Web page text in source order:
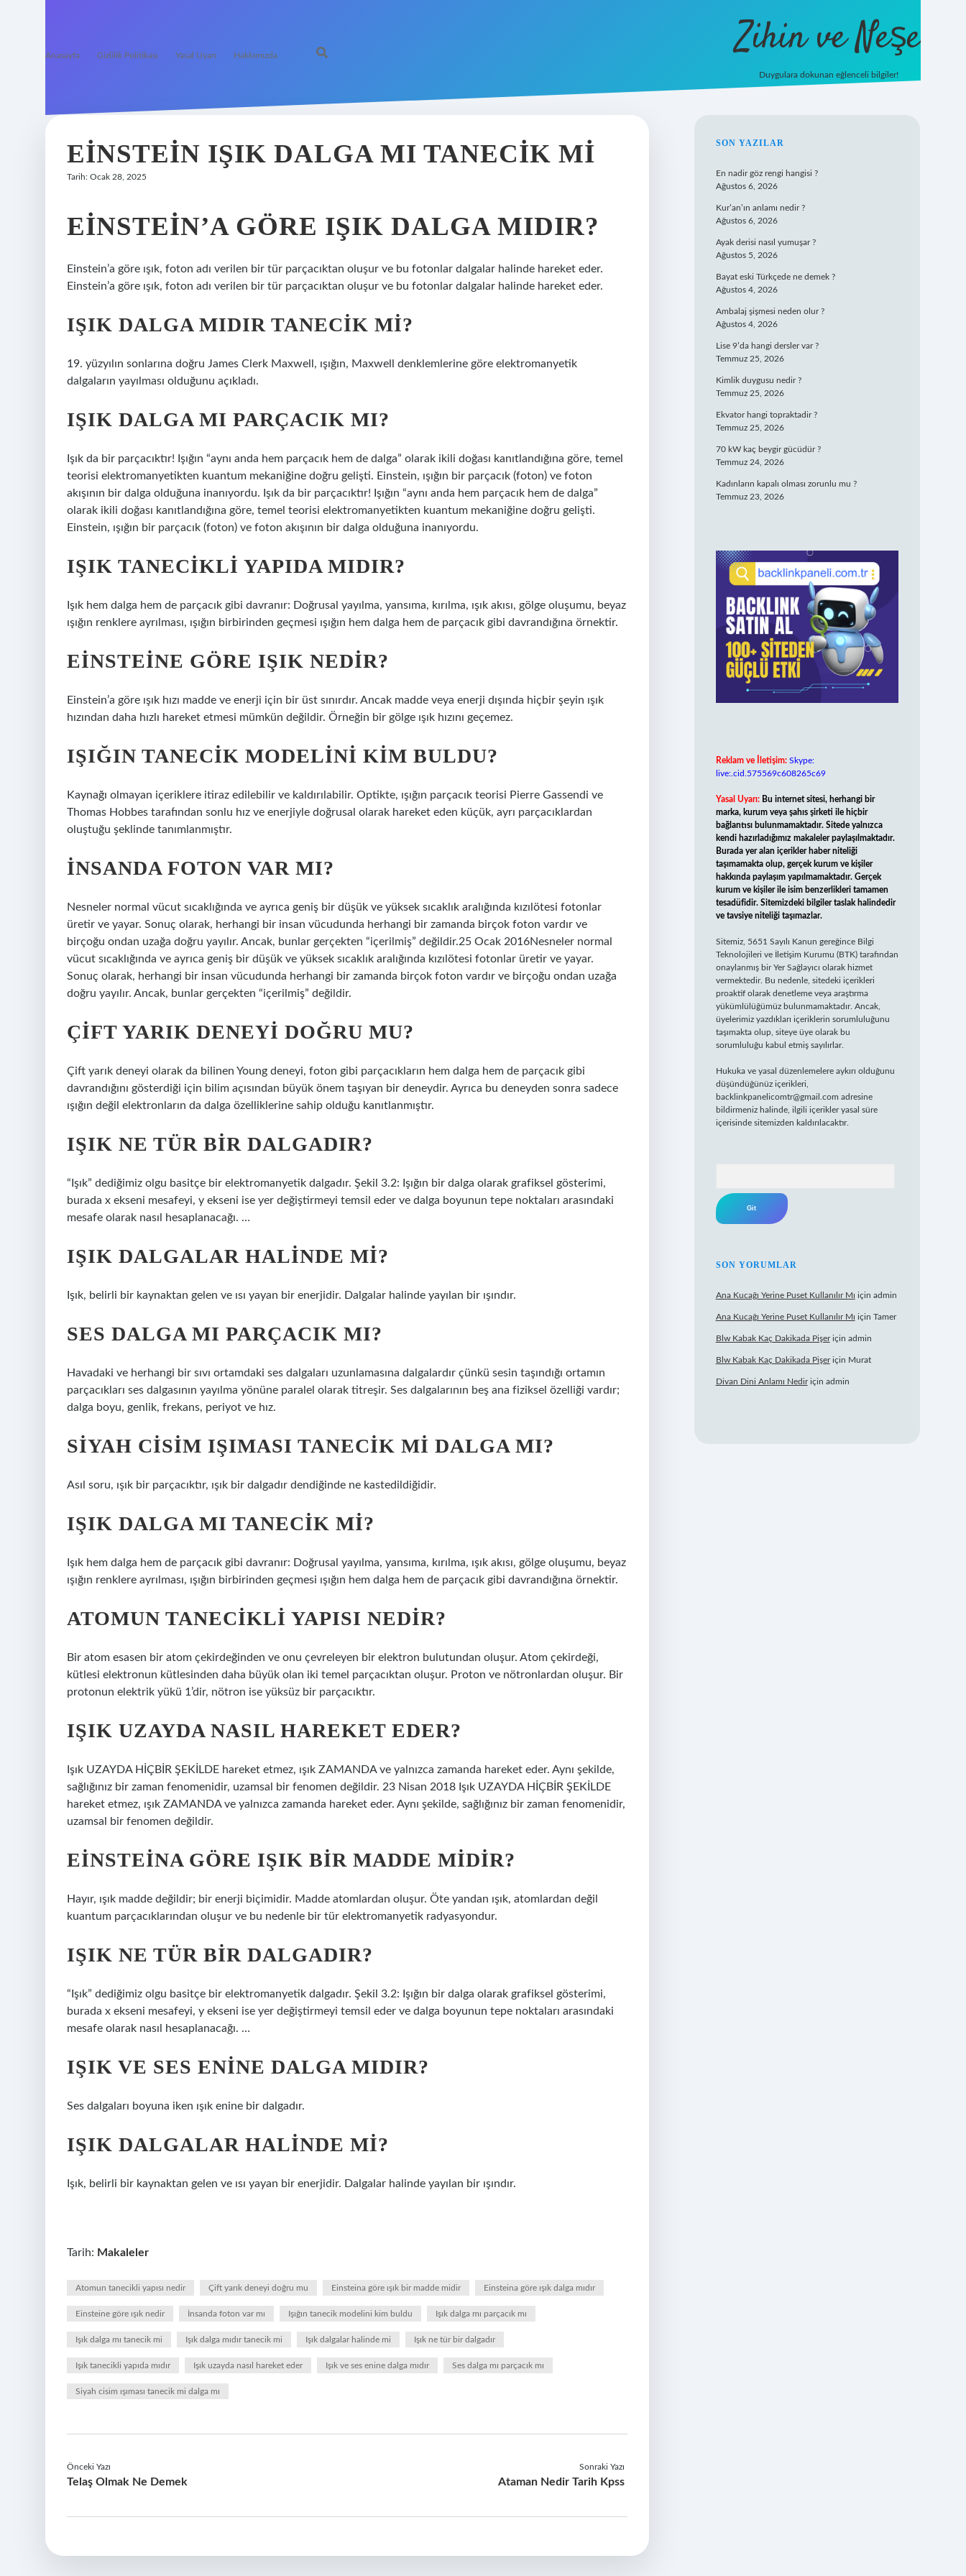
Anasayfa Gizlilik Politikası Yasal Uyarı Hakkımızda Zihin ve Neşe
Duygulara dokunan eğlenceli bilgiler!
EINSTEIN IŞIK DALGA MI TANECIK MI
Tarih: Ocak 28, 2025
EINSTEIN’A GÖRE IŞIK DALGA MIDIR?
Einstein’a göre ışık, foton adı verilen bir tür parçacıktan oluşur ve bu fotonlar dalgalar halinde hareket eder.
Einstein’a göre ışık, foton adı verilen bir tür parçacıktan oluşur ve bu fotonlar dalgalar halinde hareket eder.
IŞIK DALGA MIDIR TANECIK MI?
19. yüzyılın sonlarına doğru James Clerk Maxwell, ışığın, Maxwell denklemlerine göre elektromanyetik
dalgaların yayılması olduğunu açıkladı.
IŞIK DALGA MI PARÇACIK MI?
Işık da bir parçacıktır! Işığın “aynı anda hem parçacık hem de dalga” olarak ikili doğası kanıtlandığına göre, temel
teorisi elektromanyetikten kuantum mekaniğine doğru gelişti. Einstein, ışığın bir parçacık (foton) ve foton
akışının bir dalga olduğuna inanıyordu. Işık da bir parçacıktır! Işığın “aynı anda hem parçacık hem de dalga”
olarak ikili doğası kanıtlandığına göre, temel teorisi elektromanyetikten kuantum mekaniğine doğru gelişti.
Einstein, ışığın bir parçacık (foton) ve foton akışının bir dalga olduğuna inanıyordu.
IŞIK TANECIKLI YAPIDA MIDIR?
Işık hem dalga hem de parçacık gibi davranır: Doğrusal yayılma, yansıma, kırılma, ışık akısı, gölge oluşumu, beyaz
ışığın renklere ayrılması, ışığın birbirinden geçmesi ışığın hem dalga hem de parçacık gibi davrandığına örnektir.
EINSTEINE GÖRE IŞIK NEDIR?
Einstein’a göre ışık hızı madde ve enerji için bir üst sınırdır. Ancak madde veya enerji dışında hiçbir şeyin ışık
hızından daha hızlı hareket etmesi mümkün değildir. Örneğin bir gölge ışık hızını geçemez.
IŞIĞIN TANECIK MODELINI KIM BULDU?
Kaynağı olmayan içeriklere itiraz edilebilir ve kaldırılabilir. Optikte, ışığın parçacık teorisi Pierre Gassendi ve
Thomas Hobbes tarafından sonlu hız ve enerjiyle doğrusal olarak hareket eden küçük, ayrı parçacıklardan
oluştuğu şeklinde tanımlanmıştır.
İNSANDA FOTON VAR MI?
Nesneler normal vücut sıcaklığında ve ayrıca geniş bir düşük ve yüksek sıcaklık aralığında kızılötesi fotonlar
üretir ve yayar. Sonuç olarak, herhangi bir insan vücudunda herhangi bir zamanda birçok foton vardır ve
birçoğu ondan uzağa doğru yayılır. Ancak, bunlar gerçekten “içerilmiş” değildir.25 Ocak 2016Nesneler normal
vücut sıcaklığında ve ayrıca geniş bir düşük ve yüksek sıcaklık aralığında kızılötesi fotonlar üretir ve yayar.
Sonuç olarak, herhangi bir insan vücudunda herhangi bir zamanda birçok foton vardır ve birçoğu ondan uzağa
doğru yayılır. Ancak, bunlar gerçekten “içerilmiş” değildir.
ÇIFT YARIK DENEYI DOĞRU MU?
Çift yarık deneyi olarak da bilinen Young deneyi, foton gibi parçacıkların hem dalga hem de parçacık gibi
davrandığını gösterdiği için bilim açısından büyük önem taşıyan bir deneydir. Ayrıca bu deneyden sonra sadece
ışığın değil elektronların da dalga özelliklerine sahip olduğu kanıtlanmıştır.
IŞIK NE TÜR BIR DALGADIR?
“Işık” dediğimiz olgu basitçe bir elektromanyetik dalgadır. Şekil 3.2: Işığın bir dalga olarak grafiksel gösterimi,
burada x ekseni mesafeyi, y ekseni ise yer değiştirmeyi temsil eder ve dalga boyunun tepe noktaları arasındaki
mesafe olarak nasıl hesaplanacağı. …
IŞIK DALGALAR HALINDE MI?
Işık, belirli bir kaynaktan gelen ve ısı yayan bir enerjidir. Dalgalar halinde yayılan bir ışındır.
SES DALGA MI PARÇACIK MI?
Havadaki ve herhangi bir sıvı ortamdaki ses dalgaları uzunlamasına dalgalardır çünkü sesin taşındığı ortamın
parçacıkları ses dalgasının yayılma yönüne paralel olarak titreşir. Ses dalgalarının beş ana fiziksel özelliği vardır;
dalga boyu, genlik, frekans, periyot ve hız.
SIYAH CISIM IŞIMASI TANECIK MI DALGA MI?
Asıl soru, ışık bir parçacıktır, ışık bir dalgadır dendiğinde ne kastedildiğidir.
IŞIK DALGA MI TANECIK MI?
Işık hem dalga hem de parçacık gibi davranır: Doğrusal yayılma, yansıma, kırılma, ışık akısı, gölge oluşumu, beyaz
ışığın renklere ayrılması, ışığın birbirinden geçmesi ışığın hem dalga hem de parçacık gibi davrandığına örnektir.
ATOMUN TANECIKLI YAPISI NEDIR?
Bir atom esasen bir atom çekirdeğinden ve onu çevreleyen bir elektron bulutundan oluşur. Atom çekirdeği,
kütlesi elektronun kütlesinden daha büyük olan iki temel parçacıktan oluşur. Proton ve nötronlardan oluşur. Bir
protonun elektrik yükü 1’dir, nötron ise yüksüz bir parçacıktır.
IŞIK UZAYDA NASIL HAREKET EDER?
Işık UZAYDA HİÇBİR ŞEKİLDE hareket etmez, ışık ZAMANDA ve yalnızca zamanda hareket eder. Aynı şekilde,
sağlığınız bir zaman fenomenidir, uzamsal bir fenomen değildir. 23 Nisan 2018 Işık UZAYDA HİÇBİR ŞEKİLDE
hareket etmez, ışık ZAMANDA ve yalnızca zamanda hareket eder. Aynı şekilde, sağlığınız bir zaman fenomenidir,
uzamsal bir fenomen değildir.
EINSTEINA GÖRE IŞIK BIR MADDE MIDIR?
Hayır, ışık madde değildir; bir enerji biçimidir. Madde atomlardan oluşur. Öte yandan ışık, atomlardan değil
kuantum parçacıklarından oluşur ve bu nedenle bir tür elektromanyetik radyasyondur.
IŞIK NE TÜR BIR DALGADIR?
“Işık” dediğimiz olgu basitçe bir elektromanyetik dalgadır. Şekil 3.2: Işığın bir dalga olarak grafiksel gösterimi,
burada x ekseni mesafeyi, y ekseni ise yer değiştirmeyi temsil eder ve dalga boyunun tepe noktaları arasındaki
mesafe olarak nasıl hesaplanacağı. …
IŞIK VE SES ENINE DALGA MIDIR?
Ses dalgaları boyuna iken ışık enine bir dalgadır.
IŞIK DALGALAR HALINDE MI?
Işık, belirli bir kaynaktan gelen ve ısı yayan bir enerjidir. Dalgalar halinde yayılan bir ışındır.
Tarih: Makaleler
Atomun tanecikli yapısı nedir Çift yarık deneyi doğru mu Einsteina göre ışık bir madde midir Einsteina göre ışık dalga mıdır
Einsteine göre ışık nedir İnsanda foton var mı Işığın tanecik modelini kim buldu Işık dalga mı parçacık mı
Işık dalga mı tanecik mi Işık dalga mıdır tanecik mi Işık dalgalar halinde mi Işık ne tür bir dalgadır
Işık tanecikli yapıda mıdır Işık uzayda nasıl hareket eder Işık ve ses enine dalga mıdır Ses dalga mı parçacık mı
Siyah cisim ışıması tanecik mi dalga mı
Önceki Yazı
Telaş Olmak Ne Demek
Sonraki Yazı
Ataman Nedir Tarih Kpss
SIDEBAR
SON YAZILAR
En nadir göz rengi hangisi ?
Ağustos 6, 2026
Kur’an’ın anlamı nedir ?
Ağustos 6, 2026
Ayak derisi nasıl yumuşar ?
Ağustos 5, 2026
Bayat eski Türkçede ne demek ?
Ağustos 4, 2026
Ambalaj şişmesi neden olur ?
Ağustos 4, 2026
Lise 9’da hangi dersler var ?
Temmuz 25, 2026
Kimlik duygusu nedir ?
Temmuz 25, 2026
Ekvator hangi topraktadir ?
Temmuz 25, 2026
70 kW kaç beygir gücüdür ?
Temmuz 24, 2026
Kadınların kapalı olması zorunlu mu ?
Temmuz 23, 2026
Reklam ve İletişim: Skype:
live:.cid.575569c608265c69
Yasal Uyarı: Bu internet sitesi, herhangi bir
marka, kurum veya şahıs şirketi ile hiçbir
bağlantısı bulunmamaktadır. Sitede yalnızca
kendi hazırladığımız makaleler paylaşılmaktadır.
Burada yer alan içerikler haber niteliği
taşımamakta olup, gerçek kurum ve kişiler
hakkında paylaşım yapılmamaktadır. Gerçek
kurum ve kişiler ile isim benzerlikleri tamamen
tesadüfidir. Sitemizdeki bilgiler taslak halindedir
ve tavsiye niteliği taşımazlar.
Sitemiz, 5651 Sayılı Kanun gereğince Bilgi
Teknolojileri ve İletişim Kurumu (BTK) tarafından
onaylanmış bir Yer Sağlayıcı olarak hizmet
vermektedir. Bu nedenle, sitedeki içerikleri
proaktif olarak denetleme veya araştırma
yükümlülüğümüz bulunmamaktadır. Ancak,
üyelerimiz yazdıkları içeriklerin sorumluluğunu
taşımakta olup, siteye üye olarak bu
sorumluluğu kabul etmiş sayılırlar.
Hukuka ve yasal düzenlemelere aykırı olduğunu
düşündüğünüz içerikleri,
backlinkpanelicomtr@gmail.com adresine
bildirmeniz halinde, ilgili içerikler yasal süre
içerisinde sitemizden kaldırılacaktır.
SON YORUMLAR
Ana Kucağı Yerine Puset Kullanılır Mı için admin
Ana Kucağı Yerine Puset Kullanılır Mı için Tamer
Blw Kabak Kaç Dakikada Pişeriçin admin
Blw Kabak Kaç Dakikada Pişeriçin Murat
Divan Dini Anlamı Nediriçin admin